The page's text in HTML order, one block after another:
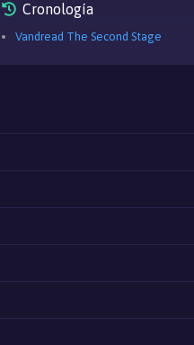
Cronología
Vandread The Second Stage